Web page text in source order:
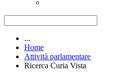
...
Home
Attività parlamentare
Ricerca Curia Vista